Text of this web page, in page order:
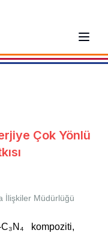
Çok Yönlü
İlişkiler Müdürlüğü
kompoziti,